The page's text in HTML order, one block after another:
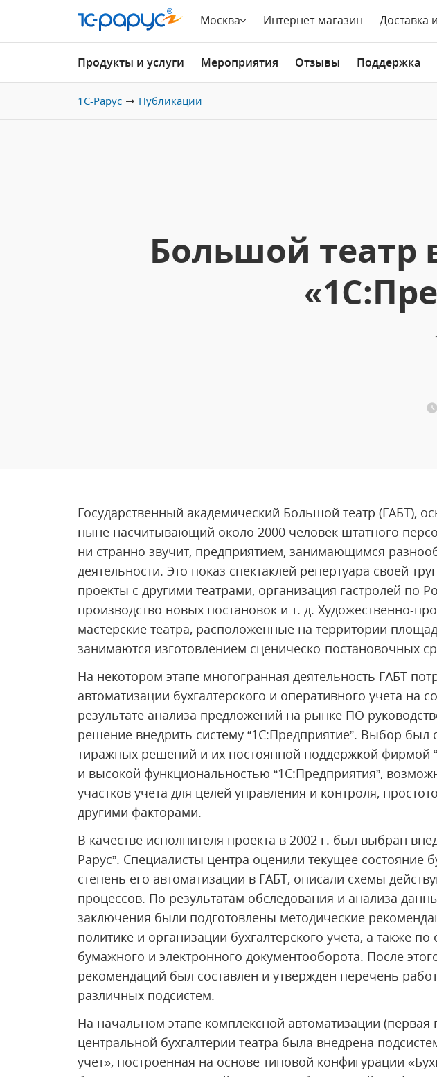
Москва Интернет-магазин Доставка
Продукты и услуги Мероприятия Отзывы Поддержка
1С-Рарус Публикации
Большой театр
Государственный академический Большой театр (ГАБТ),
ныне насчитывающий около 2000 человек штатного
ни странно звучит, предприятием, занимающимся
деятельности. Это показ спектаклей репертуара своей
проекты с другими театрами, организация гастролей по
производство новых постановок и т. д. Художественно-
мастерские театра, расположенные на территории
занимаются изготовлением сценическо-постановочных
На некотором этапе многогранная деятельность ГАБТ
автоматизации бухгалтерского и оперативного учета на
результате анализа предложений на рынке ПО
решение внедрить систему “1С:Предприятие”. Выбор был
тиражных решений и их постоянной поддержкой фирмой
и высокой функциональностью “1С:Предприятия”,
участков учета для целей управления и контроля,
другими факторами.
В качестве исполнителя проекта в 2002 г. был выбран
Рарус”. Специалисты центра оценили текущее состояние
степень его автоматизации в ГАБТ, описали схемы
процессов. По результатам обследования и анализа
заключения были подготовлены методические
политике и организации бухгалтерского учета, а также
бумажного и электронного документооборота. После
рекомендаций был составлен и утвержден перечень
различных подсистем.
На начальном этапе комплексной автоматизации (первая
центральной бухгалтерии театра была внедрена
учет», построенная на основе типовой конфигурации